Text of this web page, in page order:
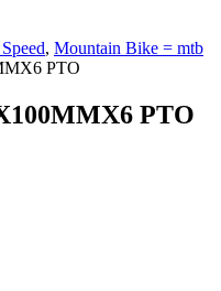
, Mountain Bike = mtb
PTO
PTO